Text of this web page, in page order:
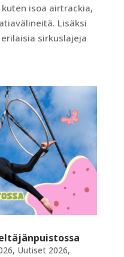
isoa airtrackia,
Lisäksi
sirkuslajeja
, Uutiset 2026,